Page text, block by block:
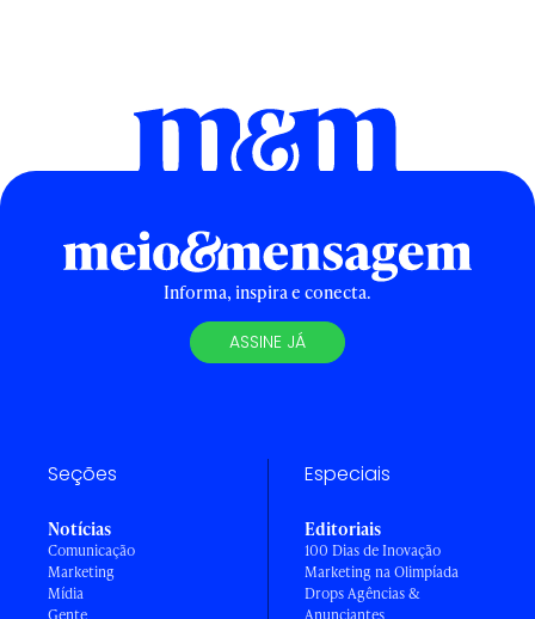
Informa, inspira e conecta.
ASSINE JÁ
Seções
Notícias
Comunicação
Marketing
Mídia
Gente
Especiais
Editoriais
100 Dias de Inovação
Marketing na Olimpíada
Drops Agências &
Anunciantes